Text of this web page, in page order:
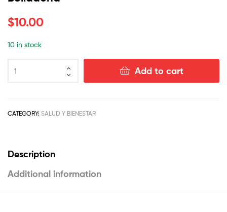
$10.00
10 in stock
Add to cart
CATEGORY: SALUD Y BIENESTAR
Description
Additional information